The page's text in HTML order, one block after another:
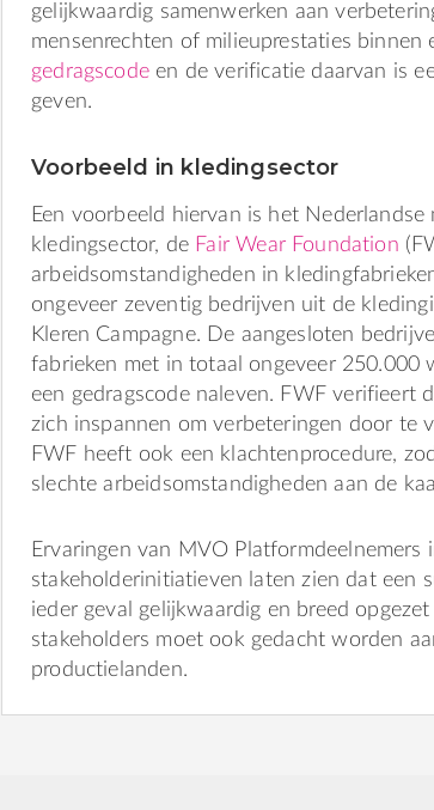
gelijkwaardig samenwerken aan
mensenrechten of milieuprestaties binnen
gedragscodeen de verificatie daarvan is
geven.
Voorbeeld in kledingsector
Een voorbeeld hiervan is het
kledingsector, de Fair Wear Foundation
arbeidsomstandigheden in
ongeveer zeventig bedrijven uit de
Kleren Campagne. De aangesloten
fabrieken met in totaal ongeveer 250.000
een gedragscode naleven. FWF verifieert
zich inspannen om verbeteringen door te
FWF heeft ook een klachtenprocedure,
slechte arbeidsomstandigheden aan de
Ervaringen van MVO Platformdeelnemers
stakeholderinitiatieven laten zien dat een
ieder geval gelijkwaardig en breed
stakeholders moet ook gedacht worden
productielanden.